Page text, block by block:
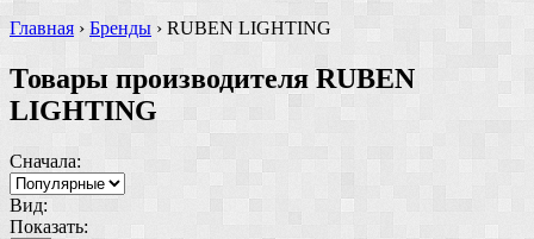
Главная › Бренды › RUBEN LIGHTING
Товары производителя RUBEN
LIGHTING
Сначала:
Вид:
Показать: